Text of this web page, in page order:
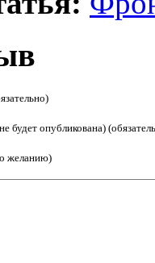
будет опубликована)
желанию)